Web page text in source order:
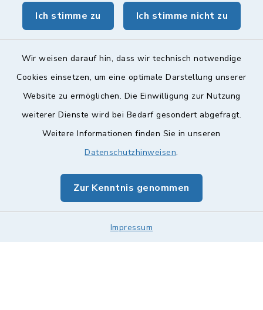
Ich stimme zu Ich stimme nicht zu
Wir weisen darauf hin, dass wir technisch notwendige
Cookies einsetzen, um eine optimale Darstellung unserer
Website zu ermöglichen. Die Einwilligung zur Nutzung
weiterer Dienste wird bei Bedarf gesondert abgefragt.
Weitere Informationen finden Sie in unseren
Datenschutzhinweisen.
Zur Kenntnis genommen
Impressum
geoPortal Lichtenfels
Barrierefreiheit
Impressum
Sitemap